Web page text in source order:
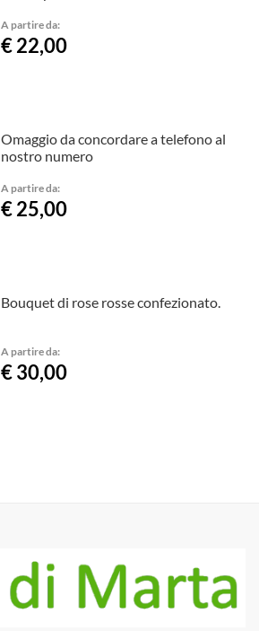
A partire da:
€ 22,00
Omaggio da concordare a telefono al
nostro numero
A partire da:
€ 25,00
Bouquet di rose rosse confezionato.
A partire da:
€ 30,00